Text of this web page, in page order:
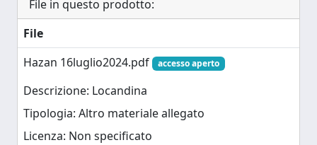
File in questo prodotto:
File
Hazan 16luglio2024.pdf
accesso aperto
Descrizione: Locandina
Tipologia: Altro materiale allegato
Licenza: Non specificato